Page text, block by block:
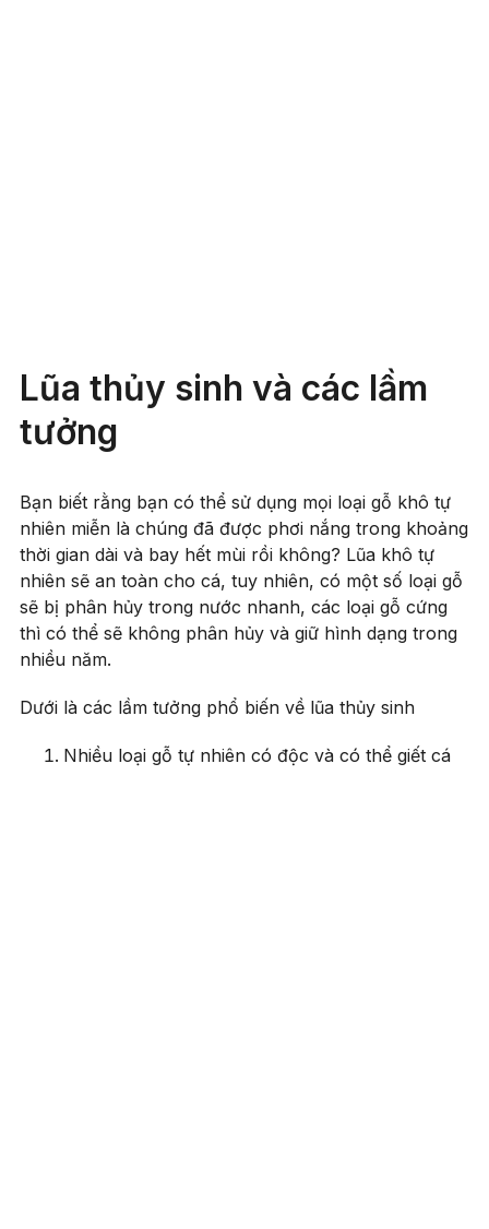
Lũa thủy sinh và các lầm
tưởng
Bạn biết rằng bạn có thể sử dụng mọi loại gỗ khô tự
nhiên miễn là chúng đã được phơi nắng trong khoảng
thời gian dài và bay hết mùi rồi không? Lũa khô tự
nhiên sẽ an toàn cho cá, tuy nhiên, có một số loại gỗ
sẽ bị phân hủy trong nước nhanh, các loại gỗ cứng
thì có thể sẽ không phân hủy và giữ hình dạng trong
nhiều năm.
Dưới là các lầm tưởng phổ biến về lũa thủy sinh
Nhiều loại gỗ tự nhiên có độc và có thể giết cá